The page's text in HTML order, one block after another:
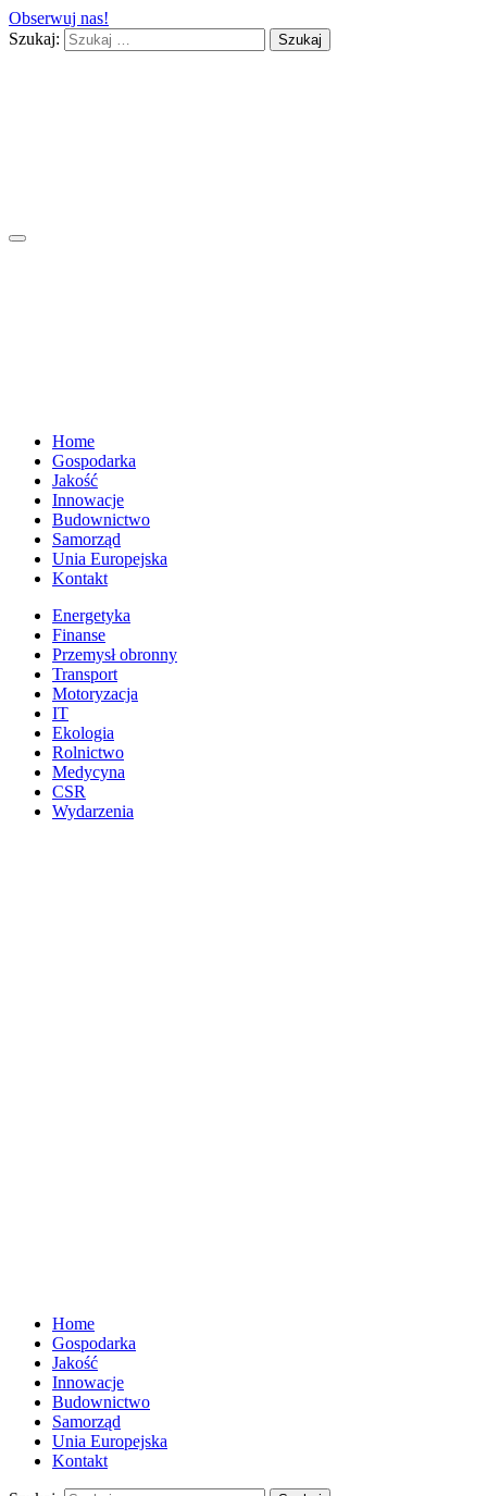
Obserwuj nas!
Szukaj:
Home
Gospodarka
Jakość
Innowacje
Budownictwo
Samorząd
Unia Europejska
Kontakt
Energetyka
Finanse
Przemysł obronny
Transport
Motoryzacja
IT
Ekologia
Rolnictwo
Medycyna
CSR
Wydarzenia
Home
Gospodarka
Jakość
Innowacje
Budownictwo
Samorząd
Unia Europejska
Kontakt